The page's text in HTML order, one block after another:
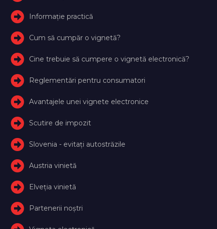
Informație practică
Cum să cumpăr o vignetă?
Cine trebuie să cumpere o vignetă electronică?
Reglementări pentru consumatori
Avantajele unei vignete electronice
Scutire de impozit
Slovenia - evitați autostrăzile
Austria vinietă
Elveţia vinietă
Partenerii noștri